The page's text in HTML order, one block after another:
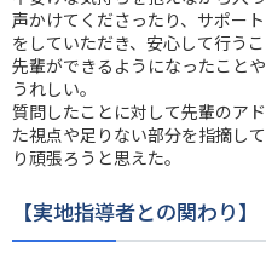
声かけてくださったり、サポー
をしていただき、安心して行うこ
先輩ができるようになったこと
うれしい。
質問したことに対して先輩のア
た視点や足りない部分を指摘し
り頑張ろうと思えた。
【実地指導者との関わり】